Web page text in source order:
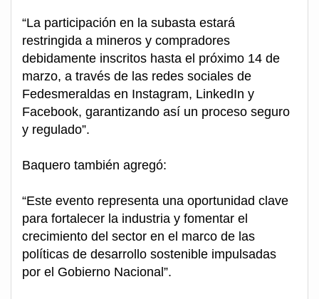
“La participación en la subasta estará
restringida a mineros y compradores
debidamente inscritos hasta el próximo 14 de
marzo, a través de las redes sociales de
Fedesmeraldas en Instagram, LinkedIn y
Facebook, garantizando así un proceso seguro
y regulado”.
Baquero también agregó:
“Este evento representa una oportunidad clave
para fortalecer la industria y fomentar el
crecimiento del sector en el marco de las
políticas de desarrollo sostenible impulsadas
por el Gobierno Nacional”.